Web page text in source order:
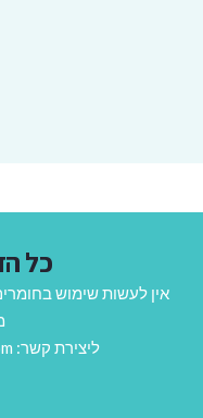
כל
אין לעשות שימוש
ליצירת קשר: Avihai.ZoomAt@gmail.com